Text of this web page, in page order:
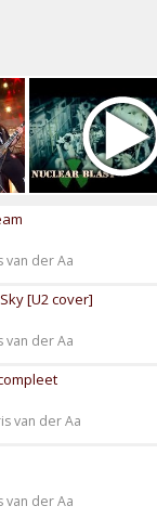
van der Aa
[U2 cover]
van der Aa
van der Aa
van der Aa